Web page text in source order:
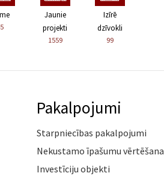
Jaunie
projekti
1559
Izīrē
dzīvokli
99
Pakalpojumi
Starpniecības pakalpojumi
Nekustamo īpašumu vērtēšana
Investīciju objekti